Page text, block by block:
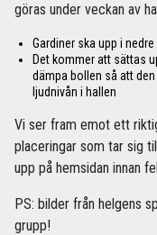
göras under veckan av
Gardiner ska upp i nedre
Det kommer att sättas
dämpa bollen så att
ljudnivån i hallen
Vi ser fram emot ett
placeringar som tar sig
upp på hemsidan innan
PS: bilder från helgens
grupp!